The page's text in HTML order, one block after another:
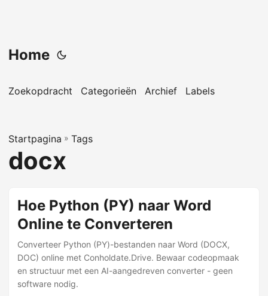
Home
Zoekopdracht Categorieën Archief Labels
Startpagina » Tags
docx
Hoe Python (PY) naar Word
Online te Converteren
Converteer Python (PY)-bestanden naar Word (DOCX,
DOC) online met Conholdate.Drive. Bewaar codeopmaak
en structuur met een AI-aangedreven converter - geen
software nodig.